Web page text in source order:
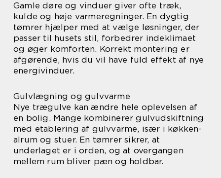
Gamle døre og vinduer giver ofte træk,
kulde og høje varmeregninger. En dygtig
tømrer hjælper med at vælge løsninger, der
passer til husets stil, forbedrer indeklimaet
og øger komforten. Korrekt montering er
afgørende, hvis du vil have fuld effekt af nye
energivinduer.
Gulvlægning og gulvvarme
Nye trægulve kan ændre hele oplevelsen af
en bolig. Mange kombinerer gulvudskiftning
med etablering af gulvvarme, især i køkken-
alrum og stuer. En tømrer sikrer, at
underlaget er i orden, og at overgangen
mellem rum bliver pæn og holdbar.